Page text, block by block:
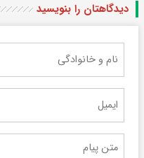
دیدگاهتان را بنویسید